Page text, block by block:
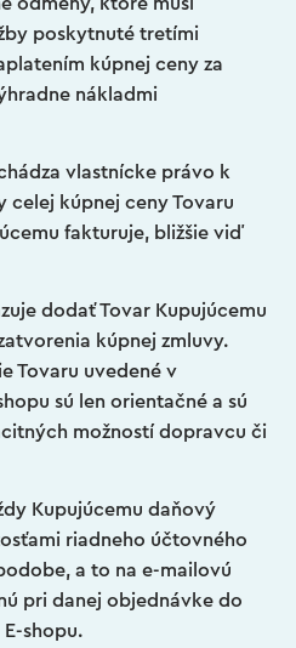
odmeny, ktoré musí
poskytnuté tretími
kúpnej ceny za
nákladmi
vlastnícke právo k
celej kúpnej ceny Tovaru
fakturuje, bližšie viď
dodať Tovar Kupujúcemu
kúpnej zmluvy.
Tovaru uvedené v
sú len orientačné a sú
možností dopravcu či
Kupujúcemu daňový
riadneho účtovného
a to na e-mailovú
pri danej objednávke do
shopu.